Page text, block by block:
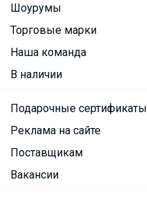
Шоурумы
Торговые марки
Наша команда
В наличии
Подарочные сертификаты
Реклама на сайте
Поставщикам
Вакансии